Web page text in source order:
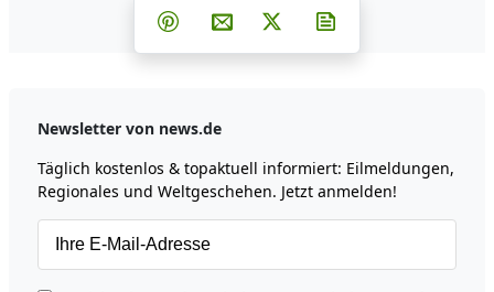
Teilen auf Facebook
Teilen auf Whatsapp
Teilen auf Telegram
Teilen auf Pinterest
Per E-Mail teilen
Post auf X
Newsletter von news.de
Täglich kostenlos & topaktuell informiert: Eilmeldungen,
Regionales und Weltgeschehen. Jetzt anmelden!